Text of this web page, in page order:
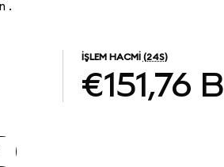
.
İŞLEM HACMI (24S)
€151,76 B